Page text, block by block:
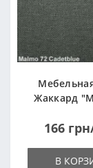
Жаккард
166
В